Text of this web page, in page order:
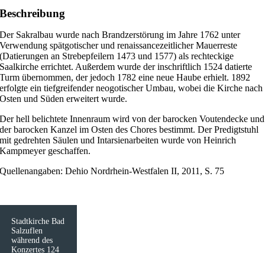
Beschreibung
Der Sakralbau wurde nach Brandzerstörung im Jahre 1762 unter
Verwendung spätgotischer und renaissancezeitlicher Mauerreste
(Datierungen an Strebepfeilern 1473 und 1577) als rechteckige
Saalkirche errichtet. Außerdem wurde der inschriftlich 1524 datierte
Turm übernommen, der jedoch 1782 eine neue Haube erhielt. 1892
erfolgte ein tiefgreifender neogotischer Umbau, wobei die Kirche nach
Osten und Süden erweitert wurde.
Der hell belichtete Innenraum wird von der barocken Voutendecke und
der barocken Kanzel im Osten des Chores bestimmt. Der Predigtstuhl
mit gedrehten Säulen und Intarsienarbeiten wurde von Heinrich
Kampmeyer geschaffen.
Quellenangaben: Dehio Nordrhein-Westfalen II, 2011, S. 75
Stadtkirche Bad
Salzuflen
während des
Konzertes 124